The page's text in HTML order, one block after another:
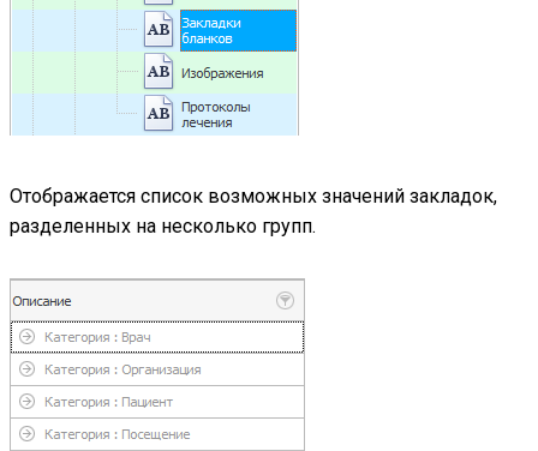
Отображается список возможных значений закладок,
разделенных на несколько групп.